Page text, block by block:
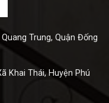
Trung, Quận Đống
Khai Thái, Huyện Phú